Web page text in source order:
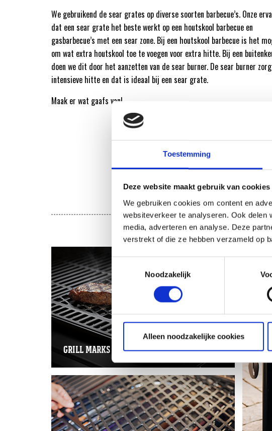
Toestemming
Deze website maakt gebruik van cookies
We gebruiken cookies om content en
websiteverkeer te analyseren. Ook
media, adverteren en analyse. Deze
verstrekt of die ze hebben verzameld op
Toestemmingsselectie
Noodzakelijk
Alleen noodzakelijke cookies
We gebruikend de sear grates op diverse soorten barbecue’s. Onze
dat een sear grate het beste werkt op een houtskool barbecue en
gasbarbecue’s met een sear zone. Bij een houtskool barbecue is het
om wat extra houtskool toe te voegen voor extra hitte. Bij een
doen we dit door het aanzetten van de sear burner. De sear burner
intensieve hitte en dat is ideaal bij een sear grate.
Maak er wat gaafs van!
DE VOORDELEN
GRILL MARKS